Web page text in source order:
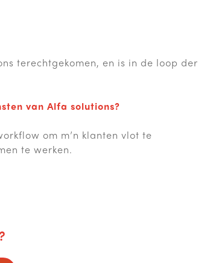
terechtgekomen, en is in de loop der
van Alfa solutions?
om m’n klanten vlot te
te werken.